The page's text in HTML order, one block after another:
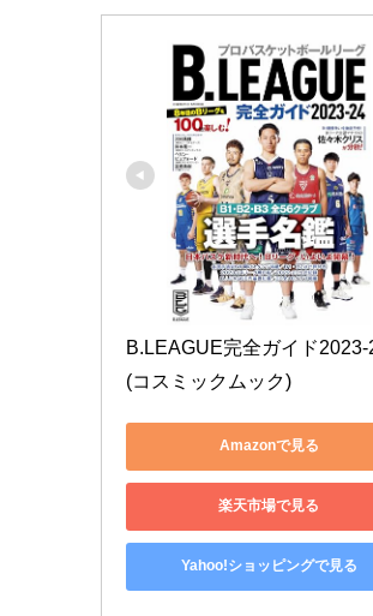
B.LEAGUE完全ガイド2023-
(コスミックムック)
Amazonで見る
楽天市場で見る
Yahoo!ショッピングで見る